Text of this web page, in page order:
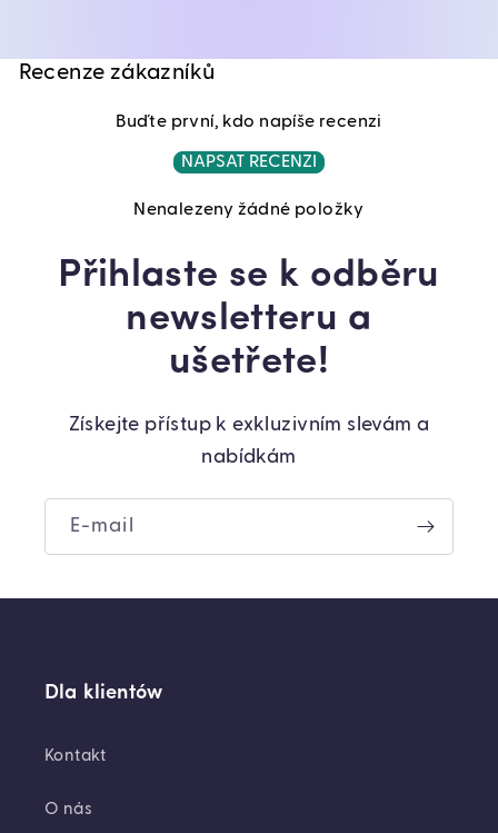
Recenze zákazníků
Buďte první, kdo napíše recenzi
NAPSAT RECENZI
Nenalezeny žádné položky
Přihlaste se k odběru
newsletteru a
ušetřete!
Získejte přístup k exkluzivním slevám a
nabídkám
E-mail
Dla klientów
Kontakt
O nás